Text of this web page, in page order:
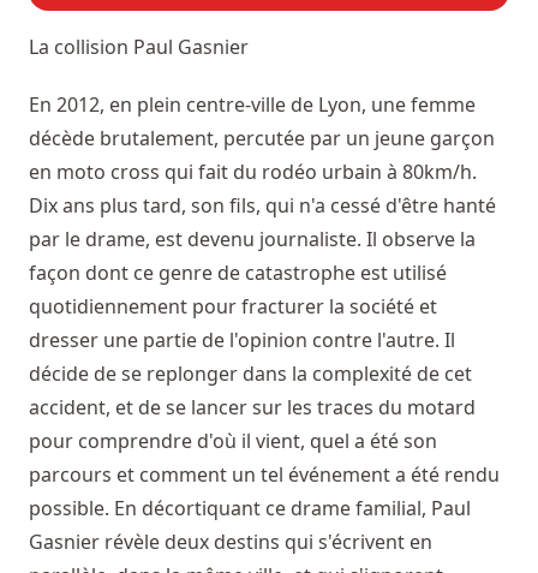
La collision Paul Gasnier
En 2012, en plein centre-ville de Lyon, une femme
décède brutalement, percutée par un jeune garçon
en moto cross qui fait du rodéo urbain à 80km/h.
Dix ans plus tard, son fils, qui n'a cessé d'être hanté
par le drame, est devenu journaliste. Il observe la
façon dont ce genre de catastrophe est utilisé
quotidiennement pour fracturer la société et
dresser une partie de l'opinion contre l'autre. Il
décide de se replonger dans la complexité de cet
accident, et de se lancer sur les traces du motard
pour comprendre d'où il vient, quel a été son
parcours et comment un tel événement a été rendu
possible. En décortiquant ce drame familial, Paul
Gasnier révèle deux destins qui s'écrivent en